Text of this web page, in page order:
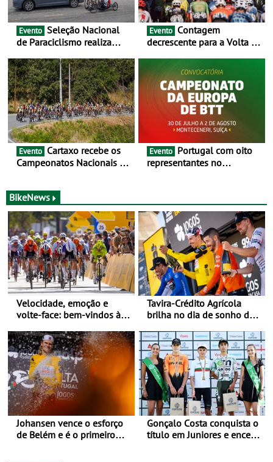
Evento
de Paraciclismo realiza
preparação para o
Campeonato do Mundo
Evento
decrescente para a Volta a
as 17 equipas de 2026
Evento
Campeonatos Nacionais da
Evento
representantes no
Monteceneri, na Suíça
BikeNews
Velocidade, emoção e
volte-face: bem-vindos à
Tavira-Crédito Agrícola
brilha no dia de sonho de
Johansen vence o esforço
de Belém e é o primeiro
Gonçalo Costa conquista o
título em Juniores e encerra